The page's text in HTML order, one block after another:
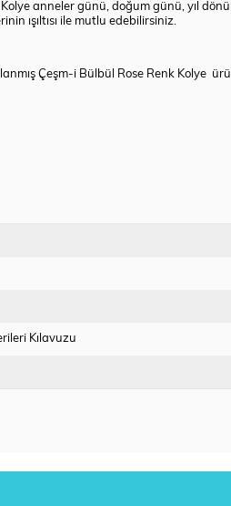
anneler günü, doğum günü, yıl
ışıltısı ile mutlu edebilirsiniz.
Çeşm-i Bülbül Rose Renk Kolye
Kılavuzu